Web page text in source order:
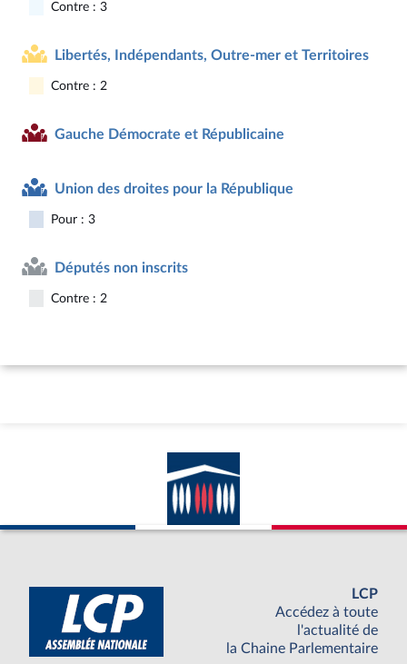
Contre : 3
Libertés, Indépendants, Outre-mer et Territoires
Contre : 2
Gauche Démocrate et Républicaine
Union des droites pour la République
Pour : 3
Députés non inscrits
Contre : 2
LCP
Accédez à toute
l'actualité de
la Chaine Parlementaire